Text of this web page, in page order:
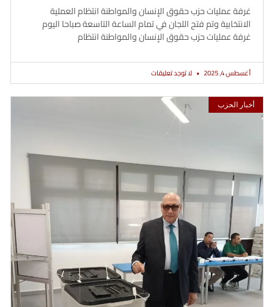
غرفة عمليات حزب حقوق الإنسان والمواطنة انتظام العملية
الانتخابية وتم فتح اللجان في تمام الساعة التاسعة صباحا اليوم
غرفة عمليات حزب حقوق الإنسان والمواطنة انتظام
أغسطس 4, 2025 لا توجد تعليقات
أخبار الحزب